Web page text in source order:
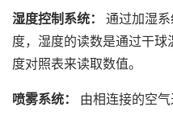
湿度控制系统：
通过加湿
度，湿度的读数是通过干
度对照表来读取数值。
喷雾系统：
由相连接的空